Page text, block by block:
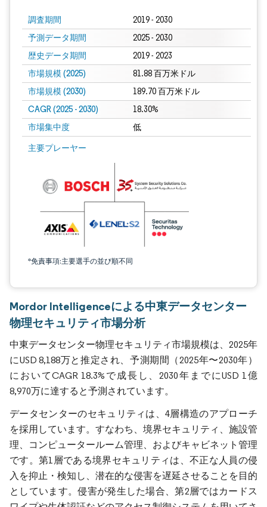
調査期間 2019 - 2030
予測データ期間 2025 - 2030
歴史データ期間 2019 - 2023
市場規模 (2025) 81.88 百万米ドル
市場規模 (2030) 189.70 百万米ドル
CAGR (2025 - 2030) 18.30%
市場集中度 低
主要プレーヤー
*免責事項:主要選手の並び順不同
Mordor Intelligenceによる中東データセンター
物理セキュリティ市場分析
中東データセンター物理セキュリティ市場規模は、2025年
にUSD 8,188万と推定され、予測期間（2025年〜2030年）
においてCAGR 18.3%で成長し、2030年までにUSD 1億
8,970万に達すると予測されています。
データセンターのセキュリティは、4層構造のアプローチ
を採用しています。すなわち、境界セキュリティ、施設管
理、コンピュータールーム管理、およびキャビネット管理
です。第1層である境界セキュリティは、不正な人員の侵
入を抑止・検知し、潜在的な侵害を遅延させることを目的
としています。侵害が発生した場合、第2層ではカードス